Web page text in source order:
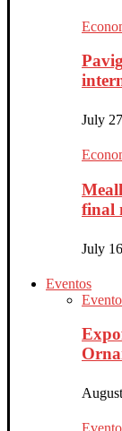
July
final
July
Eventos